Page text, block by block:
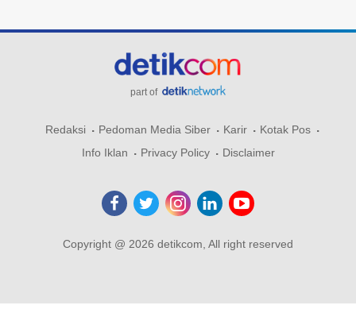
part of
Redaksi Pedoman Media Siber Karir
Kotak Pos
Info Iklan
Privacy Policy Disclaimer
Copyright @ 2026 detikcom, All right reserved